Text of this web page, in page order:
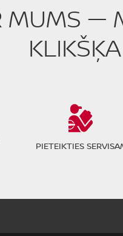
MUMS —
PIETEIKTIES